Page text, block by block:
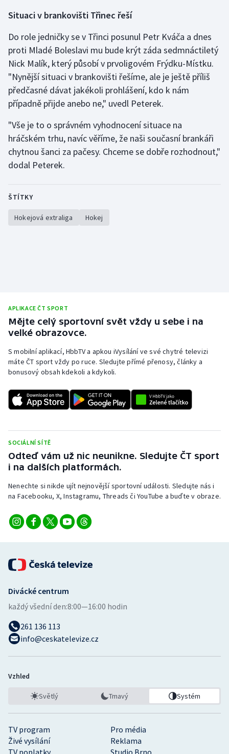
Situaci v brankovišti Třinec řeší
Do role jedničky se v Třinci posunul Petr Kváča a dnes
proti Mladé Boleslavi mu bude krýt záda sedmnáctiletý
Nick Malík, který působí v prvoligovém Frýdku-Místku.
"Nynější situaci v brankovišti řešíme, ale je ještě příliš
předčasné dávat jakékoli prohlášení, kdo k nám
případně přijde anebo ne," uvedl Peterek.
"Vše je to o správném vyhodnocení situace na
hráčském trhu, navíc věříme, že naši současní brankáři
chytnou šanci za pačesy. Chceme se dobře rozhodnout,"
dodal Peterek.
ŠTÍTKY
Hokejová extraliga Hokej
APLIKACE ČT SPORT
Mějte celý sportovní svět vždy u sebe i na
velké obrazovce.
S mobilní aplikací, HbbTV a apkou iVysílání ve své chytré televizi
máte ČT sport vždy po ruce. Sledujte přímé přenosy, články a
bonusový obsah kdekoli a kdykoli.
SOCIÁLNÍ SÍTĚ
Odteď vám už nic neunikne. Sledujte ČT sport
i na dalších platformách.
Nenechte si nikde ujít nejnovější sportovní události. Sledujte nás i
na Facebooku, X, Instagramu, Threads či YouTube a buďte v obraze.
TV program
Pro média
Živé vysílání
Reklama
TV poplatky
Studio Brno
Divácké centrum
každý všední den:8:00—16:00 hodin
261 136 113
info@ceskatelevize.cz
Vzhled
Světlý Tmavý Systém